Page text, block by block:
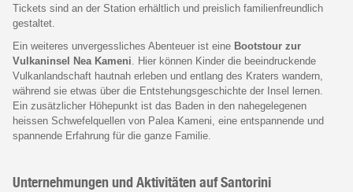
Tickets sind an der Station erhältlich und preislich familienfreundlich
gestaltet.
Ein weiteres unvergessliches Abenteuer ist eine Bootstour zur
Vulkaninsel Nea Kameni. Hier können Kinder die beeindruckende
Vulkanlandschaft hautnah erleben und entlang des Kraters wandern,
während sie etwas über die Entstehungsgeschichte der Insel lernen.
Ein zusätzlicher Höhepunkt ist das Baden in den nahegelegenen
heissen Schwefelquellen von Palea Kameni, eine entspannende und
spannende Erfahrung für die ganze Familie.
Unternehmungen und Aktivitäten auf Santorini